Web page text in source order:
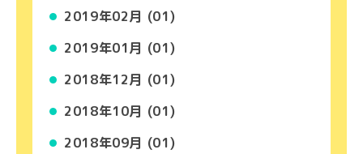
2019年02月 (01)
2019年01月 (01)
2018年12月 (01)
2018年10月 (01)
2018年09月 (01)